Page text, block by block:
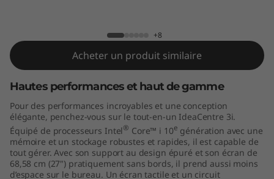
7
n
+8
Acheter un produit similaire
Hautes performances et haut de gamme
Pour des performances incroyables et une conception
élégante, penchez-vous sur le tout-en-un IdeaCentre 3i.
Équipé de processeurs Intel® Core™ i 10e génération avec une
mémoire et un stockage robustes et rapides, il est capable de
tout gérer. Avec son support au design épuré et son écran de
68,58 cm (27") pratiquement sans bords, il prend aussi moins
d’espace sur le bureau. Un écran tactile et un circuit